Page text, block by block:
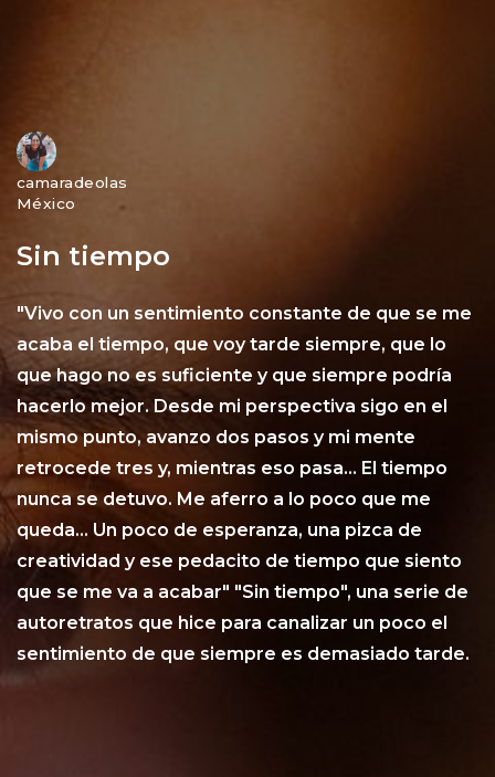
camaradeolas
México
Sin tiempo
"Vivo con un sentimiento constante de que se me
acaba el tiempo, que voy tarde siempre, que lo
que hago no es suficiente y que siempre podría
hacerlo mejor. Desde mi perspectiva sigo en el
mismo punto, avanzo dos pasos y mi mente
retrocede tres y, mientras eso pasa... El tiempo
nunca se detuvo. Me aferro a lo poco que me
queda... Un poco de esperanza, una pizca de
creatividad y ese pedacito de tiempo que siento
que se me va a acabar" "Sin tiempo", una serie de
autoretratos que hice para canalizar un poco el
sentimiento de que siempre es demasiado tarde.